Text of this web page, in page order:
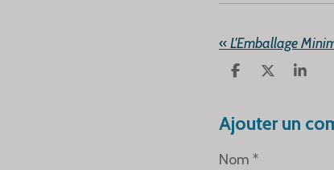
«
P
T
A
E
P
T
A
P
T
A
Ajouter un
Nom *